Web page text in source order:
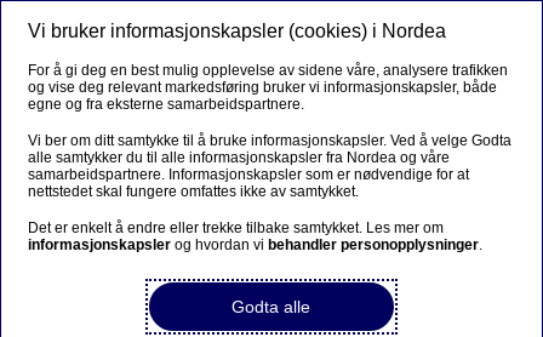
Private Banking
Lån og finansiering - Private
Banking-kunder
Lån til bolig
Vi bruker informasjonskapsler (cookies) i Nordea
For å gi deg en best mulig opplevelse av sidene våre, analysere trafikken
og vise deg relevant markedsføring bruker vi informasjonskapsler, både
egne og fra eksterne samarbeidspartnere.
Vi ber om ditt samtykke til å bruke informasjonskapsler. Ved å velge Godta
alle samtykker du til alle informasjonskapsler fra Nordea og våre
samarbeidspartnere. Informasjonskapsler som er nødvendige for at
nettstedet skal fungere omfattes ikke av samtykket.
Det er enkelt å endre eller trekke tilbake samtykket. Les mer om
informasjonskapsler og hvordan vi behandler personopplysninger.
Godta alle